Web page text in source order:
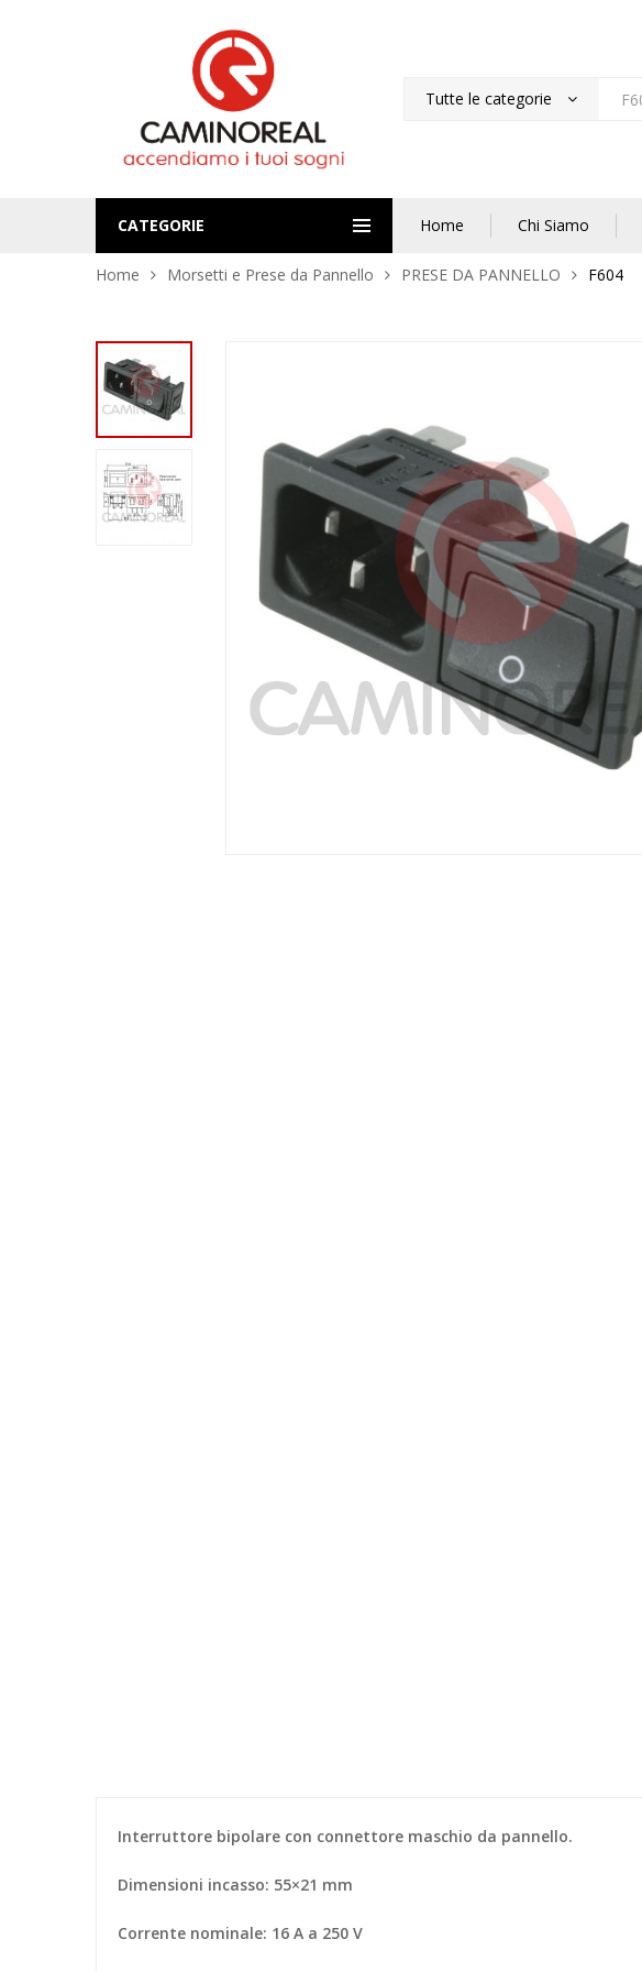
Tutte le categorie
CATEGORIE Home Chi Siamo
Home Morsetti e Prese da Pannello PRESE DA PANNELLO F604
Interruttore bipolare con connettore maschio da pannello.
Dimensioni incasso: 55×21 mm
Corrente nominale: 16 A a 250 V